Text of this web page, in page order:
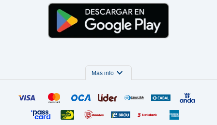
Mas info expand_more